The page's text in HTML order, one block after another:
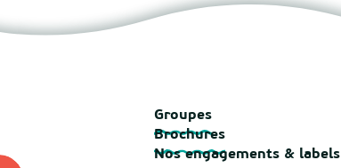
Groupes
Brochures
Nos engagements & labels